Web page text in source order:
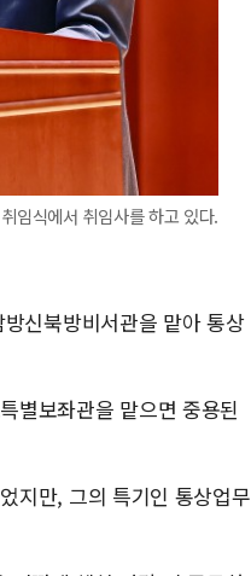
임식에서 취임사를 하고 있다.
신북방비서관을 맡아 통상
별보좌관을 맡으면 중용된
지만, 그의 특기인 통상업무